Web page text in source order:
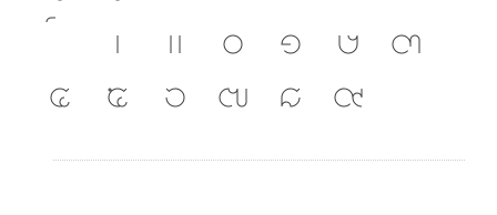
เ แ ๐ ๑ ๒ ๓
๔ ๕ ๖ ๗ ๘ ๙